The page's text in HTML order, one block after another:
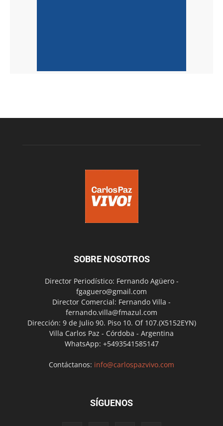
SOBRE NOSOTROS
Director Periodístico: Fernando Agüero -
fgaguero@gmail.com
Director Comercial: Fernando Villa -
fernando.villa@fmazul.com
Dirección: 9 de Julio 90. Piso 10. Of 107.(X5152EYN)
Villa Carlos Paz - Córdoba - Argentina
WhatsApp: +5493541585147
Contáctanos: info@carlospazvivo.com
SÍGUENOS